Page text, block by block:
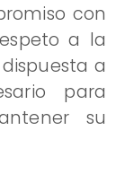
con
a la
a
para
su